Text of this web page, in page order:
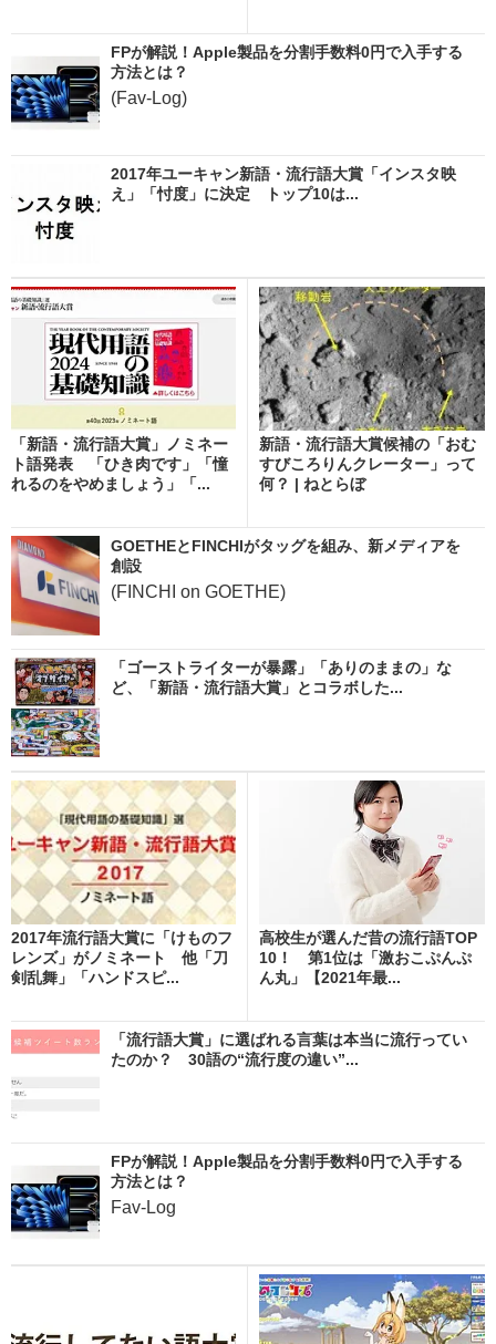
FPが解説！Apple製品を分割手数料0円で入手する
方法とは？
(Fav-Log)
2017年ユーキャン新語・流行語大賞「インスタ映
え」「忖度」に決定 トップ10は...
「新語・流行語大賞」ノミネー
ト語発表 「ひき肉です」「憧
れるのをやめましょう」「...
新語・流行語大賞候補の「おむ
すびころりんクレーター」って
何？ | ねとらぼ
GOETHEとFINCHIがタッグを組み、新メディアを
創設
(FINCHI on GOETHE)
「ゴーストライターが暴露」「ありのままの」な
ど、「新語・流行語大賞」とコラボした...
2017年流行語大賞に「けものフ
レンズ」がノミネート 他「刀
剣乱舞」「ハンドスピ...
高校生が選んだ昔の流行語TOP
10！ 第1位は「激おこぷんぷ
ん丸」【2021年最...
「流行語大賞」に選ばれる言葉は本当に流行ってい
たのか？ 30語の“流行度の違い”...
FPが解説！Apple製品を分割手数料0円で入手する
方法とは？
Fav-Log